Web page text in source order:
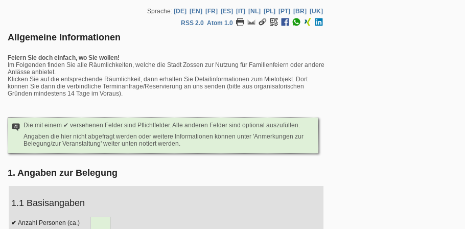
Sprache: [DE] [EN] [FR] [ES] [IT] [NL] [PL] [PT] [BR]
[UK]
RSS 2.0 Atom 1.0
Allgemeine Informationen
Feiern Sie doch einfach, wo Sie wollen!
Im Folgenden finden Sie alle Räumlichkeiten, welche die Stadt Zossen zur Nutzung für Familienfeiern oder andere
Anlässe anbietet.
Klicken Sie auf die entsprechende Räumlichkeit, dann erhalten Sie Detailinformationen zum Mietobjekt. Dort
können Sie dann die verbindliche Terminanfrage/Reservierung an uns senden (bitte aus organisatorischen
Gründen mindestens 14 Tage im Voraus).
Die mit einem ✔ versehenen Felder sind Pflichtfelder. Alle anderen Felder sind optional auszufüllen.
Angaben die hier nicht abgefragt werden oder weitere Informationen können unter 'Anmerkungen zur
Belegung/zur Veranstaltung' weiter unten notiert werden.
1. Angaben zur Belegung
1.1 Basisangaben
Anzahl Personen (ca.)